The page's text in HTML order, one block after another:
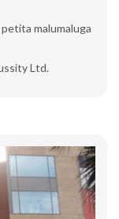
malumaluga
Ltd.